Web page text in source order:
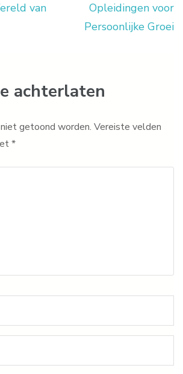
van
Opleidingen voor
Persoonlijke Groei
achterlaten
getoond worden. Vereiste velden
*